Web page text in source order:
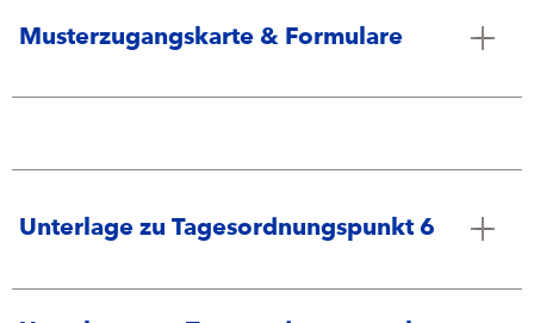
Musterzugangskarte & Formulare
Unterlage zu Tagesordnungspunkt 6